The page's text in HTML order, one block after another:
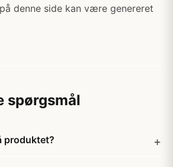
denne side kan være genereret
spørgsmål
produktet?